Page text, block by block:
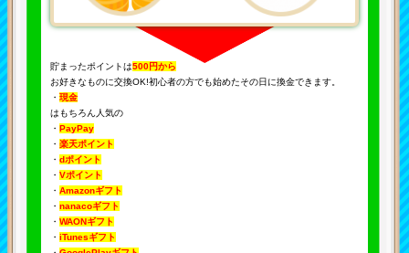
貯まったポイントは500円から
お好きなものに交換OK!初心者の方でも始めたその日に換金できます。
・ 現金
はもちろん人気の
・ PayPay
・ 楽天ポイント
・ dポイント
・ Vポイント
・ Amazonギフト
・ nanacoギフト
・ WAONギフト
・ iTunesギフト